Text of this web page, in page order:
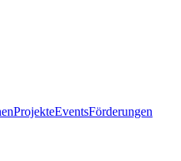
ProjekteEventsFörderungen